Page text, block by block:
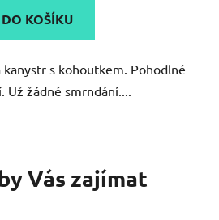
DO KOŠÍKU
kanystr s kohoutkem. Pohodlné
Už žádné smrndání....
Vás zajímat